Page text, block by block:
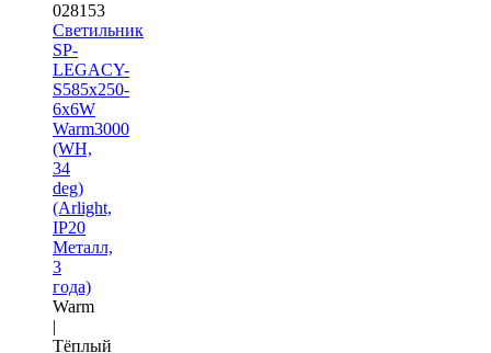
028153
Светильник
SP-
LEGACY-
S585x250-
6x6W
Warm3000
(WH,
34
deg)
(Arlight,
IP20
Металл,
3
года)
Warm
|
Тёплый